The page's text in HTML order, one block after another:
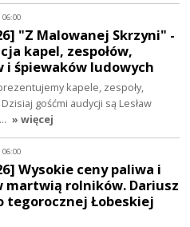
06:00
"Z Malowanej Skrzyni" -
kapel, zespołów,
i śpiewaków ludowych
kapele, zespoły,
gośćmi audycji są Lesław
» więcej
06:00
Wysokie ceny paliwa i
martwią rolników. Dariusz
tegorocznej Łobeskiej